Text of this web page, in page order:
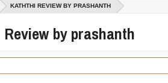
நடந்தது என்ன??| GENEVA LIVE PART-02
| GENEVA LIVE PART-03 | SRI LANKA
KATHTHI REVIEW BY PRASHANTH
by prashanth